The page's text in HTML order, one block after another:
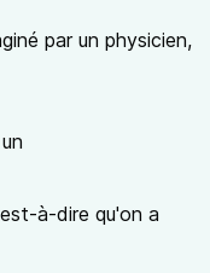
par un physicien,
à-dire qu'on a